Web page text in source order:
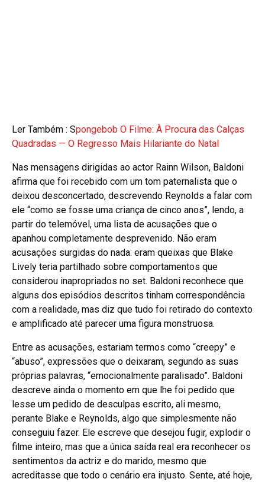
Ler Também : Spongebob O Filme: À Procura das Calças
Quadradas — O Regresso Mais Hilariante do Natal
Nas mensagens dirigidas ao actor Rainn Wilson, Baldoni
afirma que foi recebido com um tom paternalista que o
deixou desconcertado, descrevendo Reynolds a falar com
ele “como se fosse uma criança de cinco anos”, lendo, a
partir do telemóvel, uma lista de acusações que o
apanhou completamente desprevenido. Não eram
acusações surgidas do nada: eram queixas que Blake
Lively teria partilhado sobre comportamentos que
considerou inapropriados no set. Baldoni reconhece que
alguns dos episódios descritos tinham correspondência
com a realidade, mas diz que tudo foi retirado do contexto
e amplificado até parecer uma figura monstruosa.
Entre as acusações, estariam termos como “creepy” e
“abuso”, expressões que o deixaram, segundo as suas
próprias palavras, “emocionalmente paralisado”. Baldoni
descreve ainda o momento em que lhe foi pedido que
lesse um pedido de desculpas escrito, ali mesmo,
perante Blake e Reynolds, algo que simplesmente não
conseguiu fazer. Ele escreve que desejou fugir, explodir o
filme inteiro, mas que a única saída real era reconhecer os
sentimentos da actriz e do marido, mesmo que
acreditasse que todo o cenário era injusto. Sente, até hoje,